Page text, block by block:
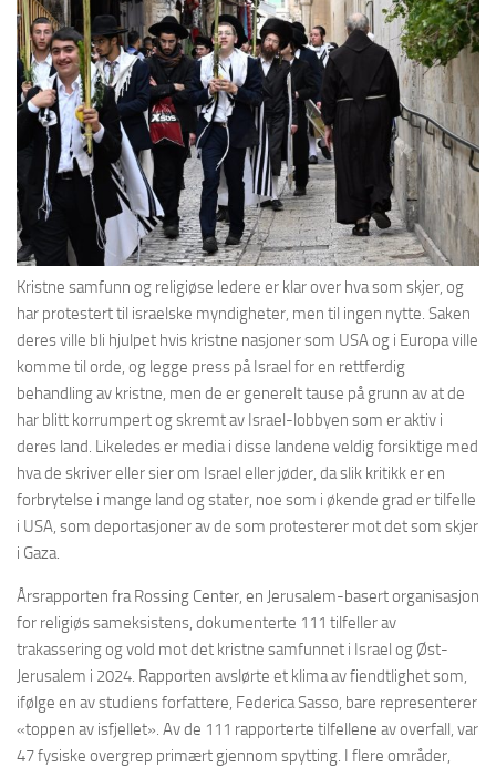
Kristne samfunn og religiøse ledere er klar over hva som skjer, og
har protestert til israelske myndigheter, men til ingen nytte. Saken
deres ville bli hjulpet hvis kristne nasjoner som USA og i Europa ville
komme til orde, og legge press på Israel for en rettferdig
behandling av kristne, men de er generelt tause på grunn av at de
har blitt korrumpert og skremt av Israel-lobbyen som er aktiv i
deres land. Likeledes er media i disse landene veldig forsiktige med
hva de skriver eller sier om Israel eller jøder, da slik kritikk er en
forbrytelse i mange land og stater, noe som i økende grad er tilfelle
i USA, som deportasjoner av de som protesterer mot det som skjer
i Gaza.
Årsrapporten fra Rossing Center, en Jerusalem-basert organisasjon
for religiøs sameksistens, dokumenterte 111 tilfeller av
trakassering og vold mot det kristne samfunnet i Israel og Øst-
Jerusalem i 2024. Rapporten avslørte et klima av fiendtlighet som,
ifølge en av studiens forfattere, Federica Sasso, bare representerer
«toppen av isfjellet». Av de 111 rapporterte tilfellene av overfall, var
47 fysiske overgrep primært gjennom spytting. I flere områder,